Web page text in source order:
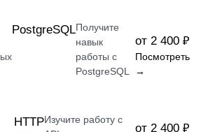
PostgreSQLПолучите
навык
работы с
PostgreSQL
от 2 400 ₽
Посмотреть
→
HTTPИзучите работу с
от 2 400 ₽